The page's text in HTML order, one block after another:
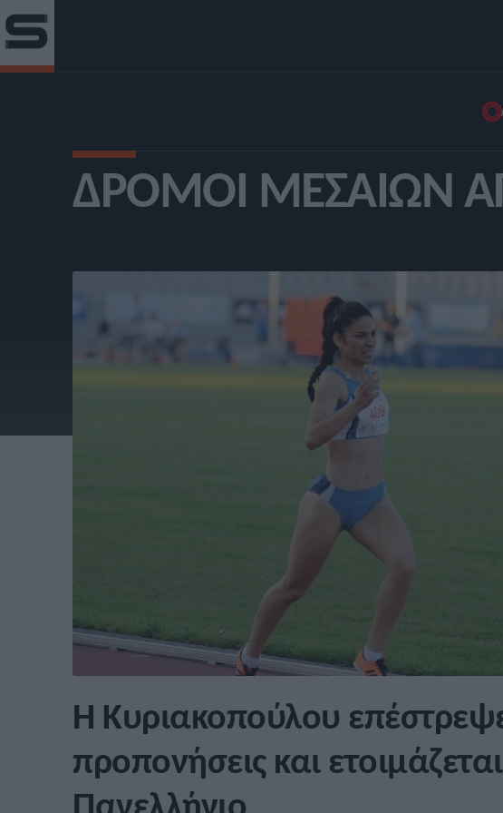
ΔΡΌΜΟΙ ΜΕΣΑΊΩΝ
Η Κυριακοπούλου
προπονήσεις και